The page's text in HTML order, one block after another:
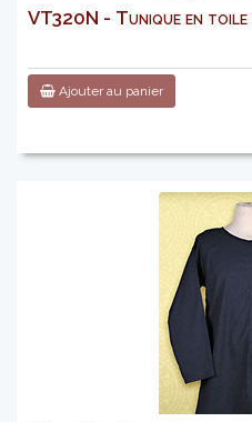
VT320N - Tunique en toile
Ajouter au panier